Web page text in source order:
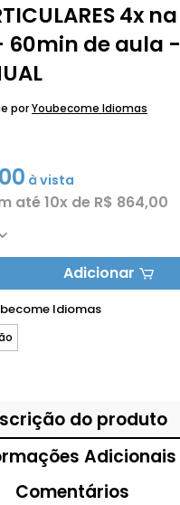
4x na
60min de aula -
porYoubecome Idiomas
à vista
até10x de R$ 864,00
Adicionar
Idiomas
do produto
Adicionais
Comentários